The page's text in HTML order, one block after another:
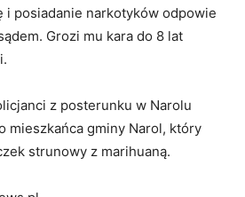
i posiadanie narkotyków odpowie
Grozi mu kara do 8 lat
z posterunku w Narolu
mieszkańca gminy Narol, który
strunowy z marihuaną.